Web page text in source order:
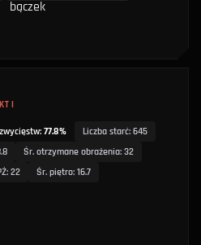
I
: 77.8% Liczba starć: 645
Śr. otrzymane obrażenia: 32
: 22 Śr. piętro: 16.7